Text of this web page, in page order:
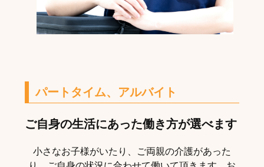
パートタイム、アルバイト
ご自身の生活にあった働き方が選べます
小さなお子様がいたり、ご両親の介護があった